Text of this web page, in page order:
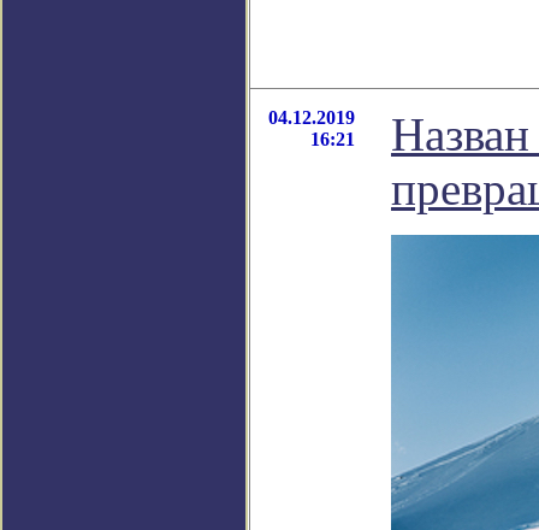
04.12.2019
16:21